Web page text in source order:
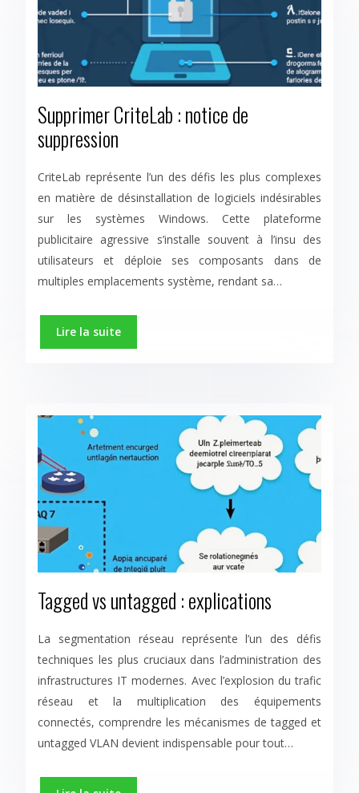
Supprimer CriteLab : notice de
suppression
CriteLab représente l’un des défis les plus complexes
en matière de désinstallation de logiciels indésirables
sur les systèmes Windows. Cette plateforme
publicitaire agressive s’installe souvent à l’insu des
utilisateurs et déploie ses composants dans de
multiples emplacements système, rendant sa…
Lire la suite
Tagged vs untagged : explications
La segmentation réseau représente l’un des défis
techniques les plus cruciaux dans l’administration des
infrastructures IT modernes. Avec l’explosion du trafic
réseau et la multiplication des équipements
connectés, comprendre les mécanismes de tagged et
untagged VLAN devient indispensable pour tout…